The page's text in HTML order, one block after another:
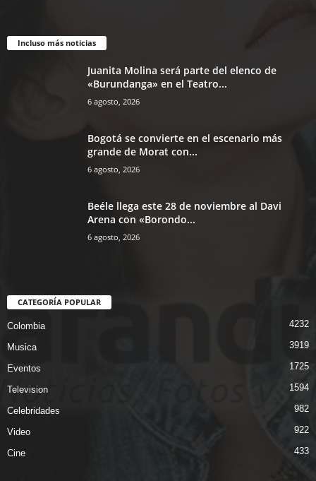
Incluso más noticias
Juanita Molina será parte del elenco de
«Burundanga» en el Teatro...
6 agosto, 2026
Bogotá se convierte en el escenario más
grande de Morat con...
6 agosto, 2026
Beéle llega este 28 de noviembre al Davi
Arena con «Borondo...
6 agosto, 2026
CATEGORÍA POPULAR
Colombia 4232
Musica 3919
Eventos 1725
Television 1594
Celebridades 982
Video 922
Cine 433